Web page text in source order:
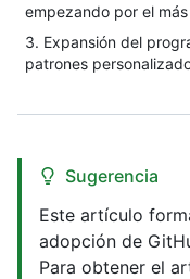
empezando por el
3. Expansión del
patrones
Sugerencia
Este artículo
adopción de
Para obtener el